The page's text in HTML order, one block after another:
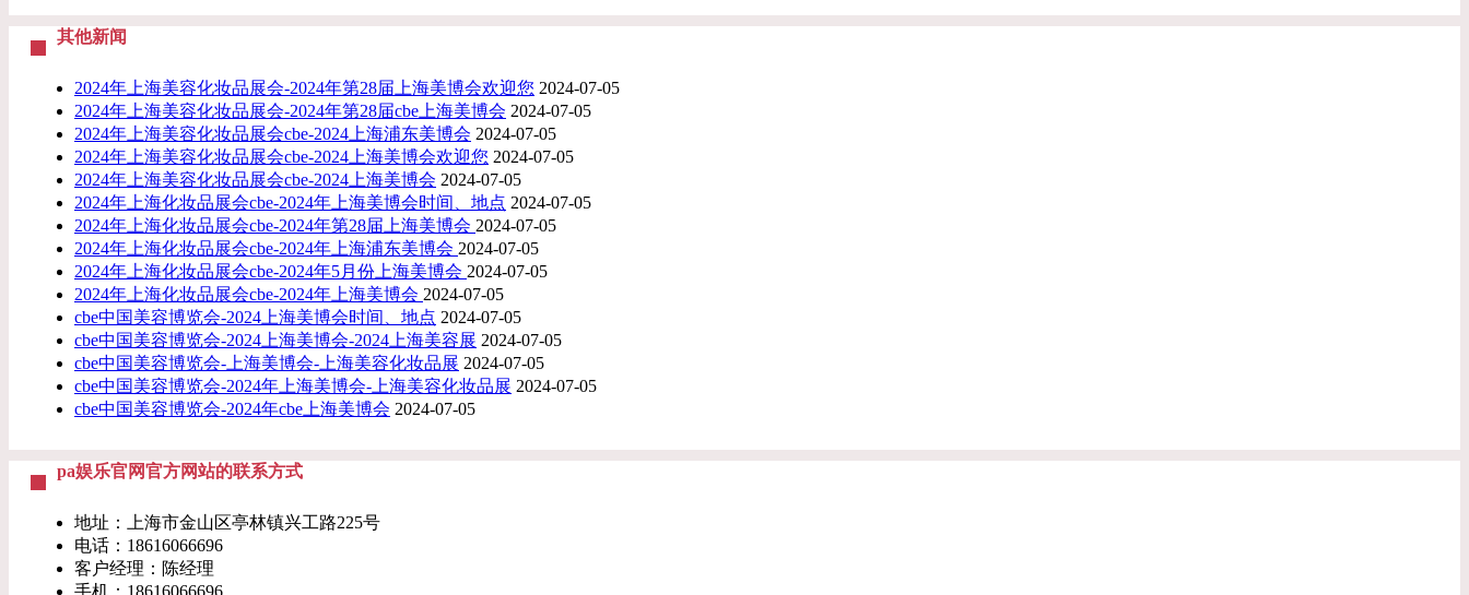
其他新闻
2024年上海美容化妆品展会-2024年第28届上海美博会欢迎您 2024-07-05
2024年上海美容化妆品展会-2024年第28届cbe上海美博会 2024-07-05
2024年上海美容化妆品展会cbe-2024上海浦东美博会 2024-07-05
2024年上海美容化妆品展会cbe-2024上海美博会欢迎您 2024-07-05
2024年上海美容化妆品展会cbe-2024上海美博会 2024-07-05
2024年上海化妆品展会cbe-2024年上海美博会时间、地点 2024-07-05
2024年上海化妆品展会cbe-2024年第28届上海美博会 2024-07-05
2024年上海化妆品展会cbe-2024年上海浦东美博会 2024-07-05
2024年上海化妆品展会cbe-2024年5月份上海美博会 2024-07-05
2024年上海化妆品展会cbe-2024年上海美博会 2024-07-05
cbe中国美容博览会-2024上海美博会时间、地点 2024-07-05
cbe中国美容博览会-2024上海美博会-2024上海美容展 2024-07-05
cbe中国美容博览会-上海美博会-上海美容化妆品展 2024-07-05
cbe中国美容博览会-2024年上海美博会-上海美容化妆品展 2024-07-05
cbe中国美容博览会-2024年cbe上海美博会 2024-07-05
pa娱乐官网官方网站的联系方式
地址：上海市金山区亭林镇兴工路225号
电话：18616066696
客户经理：陈经理
手机：18616066696